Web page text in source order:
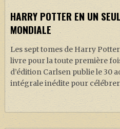
HARRY POTTER EN UN
MONDIALE
Les sept tomes de Harry
livre pour la toute première
d’édition Carlsen publie le 30
intégrale inédite pour